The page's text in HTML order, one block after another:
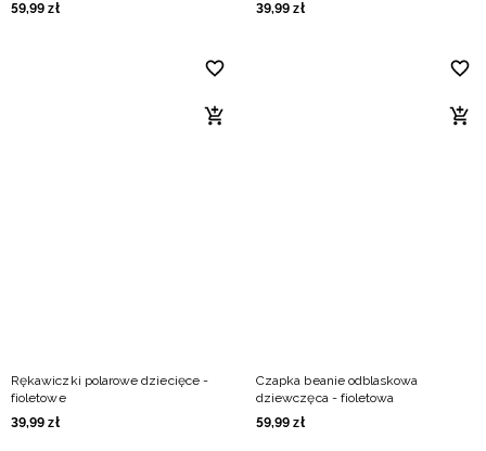
59,99 zł
39,99 zł
Rękawiczki polarowe dziecięce -
fioletowe
39,99 zł
Czapka beanie odblaskowa
dziewczęca - fioletowa
59,99 zł